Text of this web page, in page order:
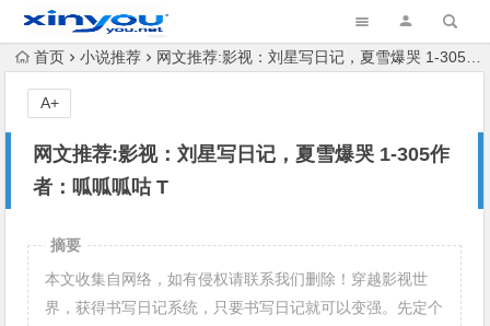
首页 小说推荐 网文推荐:影视：刘星写日记，夏雪爆哭 1-305作者：呱呱呱咕 T
网文推荐:影视：刘星写日记，夏雪爆哭 1-305作
者：呱呱呱咕 T
A+
摘要
本文收集自网络，如有侵权请联系我们删除！穿越影视世
界，获得书写日记系统，只要书写日记就可以变强。先定个